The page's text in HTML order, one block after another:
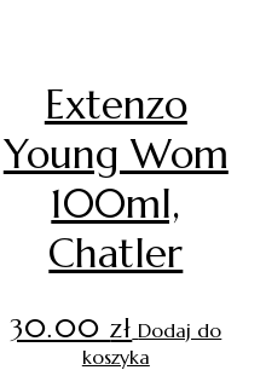
Extenzo
Young Wom
100ml,
Chatler
30.00zł Dodaj do
koszyka